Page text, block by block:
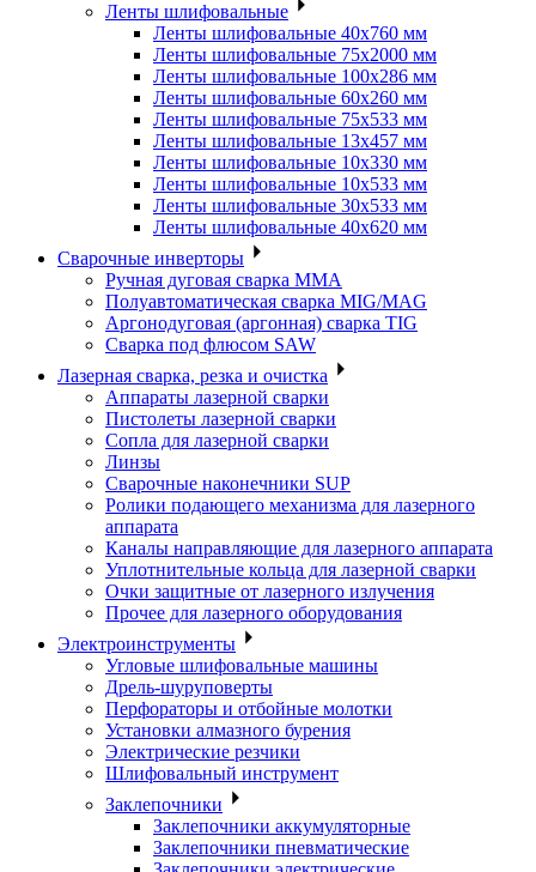
Ленты шлифовальные
Ленты шлифовальные 40х760 мм
Ленты шлифовальные 75х2000 мм
Ленты шлифовальные 100х286 мм
Ленты шлифовальные 60х260 мм
Ленты шлифовальные 75х533 мм
Ленты шлифовальные 13х457 мм
Ленты шлифовальные 10х330 мм
Ленты шлифовальные 10х533 мм
Ленты шлифовальные 30х533 мм
Ленты шлифовальные 40х620 мм
Сварочные инверторы
Ручная дуговая сварка MMA
Полуавтоматическая сварка MIG/MAG
Аргонодуговая (аргонная) сварка TIG
Сварка под флюсом SAW
Лазерная сварка, резка и очистка
Аппараты лазерной сварки
Пистолеты лазерной сварки
Сопла для лазерной сварки
Линзы
Сварочные наконечники SUP
Ролики подающего механизма для лазерного
аппарата
Каналы направляющие для лазерного аппарата
Уплотнительные кольца для лазерной сварки
Очки защитные от лазерного излучения
Прочее для лазерного оборудования
Электроинструменты
Угловые шлифовальные машины
Дрель-шуруповерты
Перфораторы и отбойные молотки
Установки алмазного бурения
Электрические резчики
Шлифовальный инструмент
Заклепочники
Заклепочники аккумуляторные
Заклепочники пневматические